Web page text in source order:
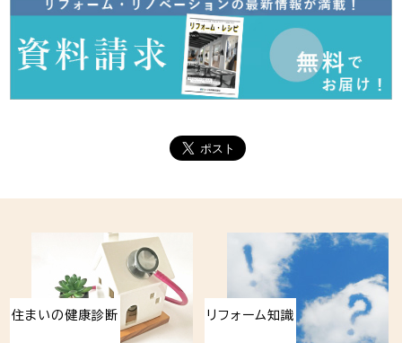
住まいの健康診断 リフォーム知識